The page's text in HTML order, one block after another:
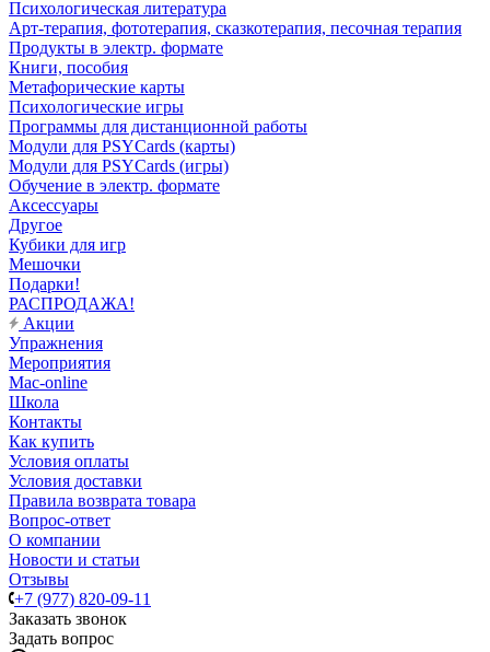
Психологическая литература
Арт-терапия, фототерапия, сказкотерапия, песочная терапия
Продукты в электр. формате
Книги, пособия
Метафорические карты
Психологические игры
Программы для дистанционной работы
Модули для PSYCards (карты)
Модули для PSYCards (игры)
Обучение в электр. формате
Аксессуары
Другое
Кубики для игр
Мешочки
Подарки!
РАСПРОДАЖА!
Акции
Упражнения
Мероприятия
Mac-online
Школа
Контакты
Как купить
Условия оплаты
Условия доставки
Правила возврата товара
Вопрос-ответ
О компании
Новости и статьи
Отзывы
+7 (977) 820-09-11
Заказать звонок
Задать вопрос